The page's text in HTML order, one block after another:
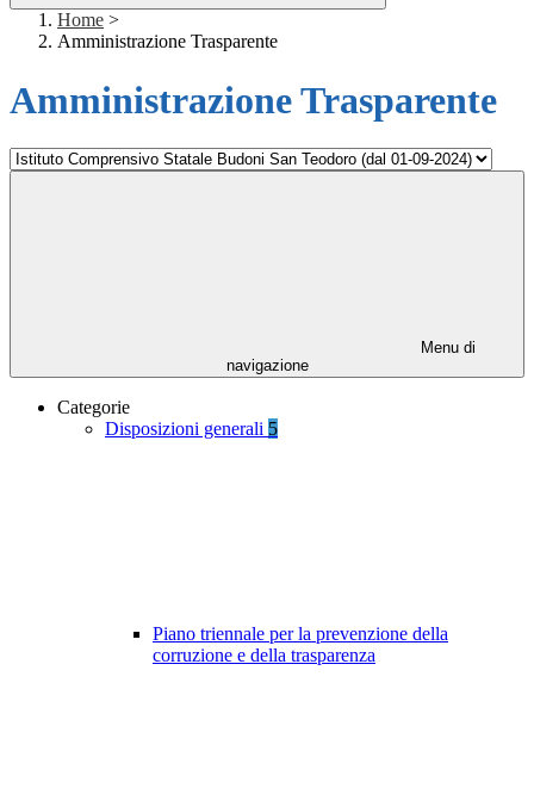
Home >
Amministrazione Trasparente
Amministrazione Trasparente
Menu di
navigazione
Categorie
Disposizioni generali 5
Piano triennale per la prevenzione della
corruzione e della trasparenza